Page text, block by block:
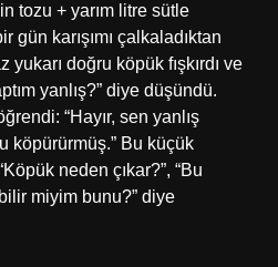
tozu + yarım litre sütle
gün karışımı çalkaladıktan
doğru köpük fışkırdı ve
yanlış?” diye düşündü.
“Hayır, sen yanlış
köpürürmüş.” Bu küçük
neden çıkar?”, “Bu
miyim bunu?” diye